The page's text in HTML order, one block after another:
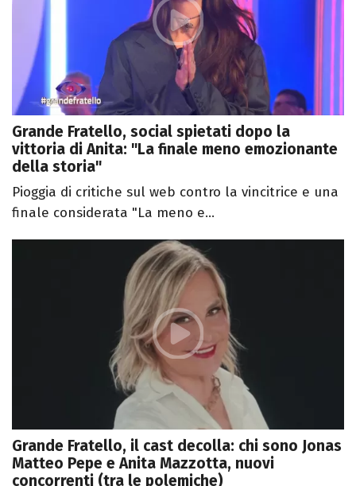
Grande Fratello, social spietati dopo la
vittoria di Anita: "La finale meno emozionante
della storia"
Pioggia di critiche sul web contro la vincitrice e una
finale considerata "La meno e...
Grande Fratello, il cast decolla: chi sono Jonas
Matteo Pepe e Anita Mazzotta, nuovi
concorrenti (tra le polemiche)